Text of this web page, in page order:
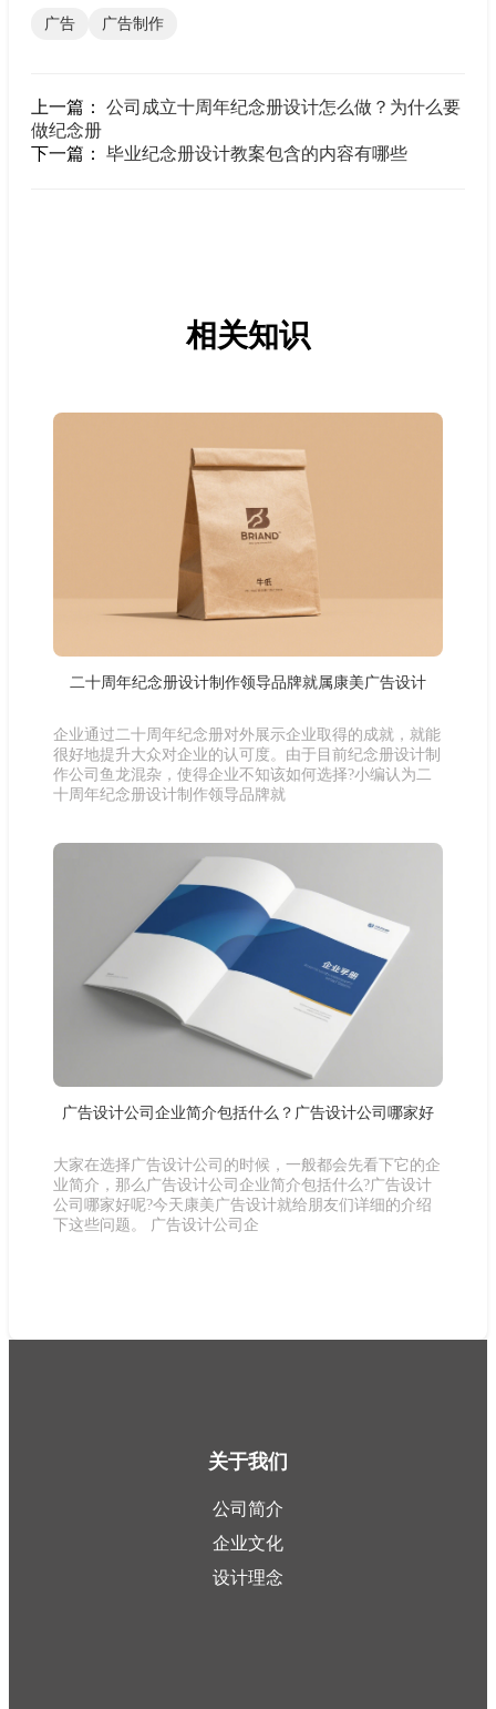
广告 广告制作
上一篇： 公司成立十周年纪念册设计怎么做？为什么要
做纪念册
下一篇： 毕业纪念册设计教案包含的内容有哪些
相关知识
二十周年纪念册设计制作领导品牌就属康美广告设计
企业通过二十周年纪念册对外展示企业取得的成就，就能
很好地提升大众对企业的认可度。由于目前纪念册设计制
作公司鱼龙混杂，使得企业不知该如何选择?小编认为二
十周年纪念册设计制作领导品牌就
广告设计公司企业简介包括什么？广告设计公司哪家好
大家在选择广告设计公司的时候，一般都会先看下它的企
业简介，那么广告设计公司企业简介包括什么?广告设计
公司哪家好呢?今天康美广告设计就给朋友们详细的介绍
下这些问题。 广告设计公司企
关于我们
公司简介
企业文化
设计理念